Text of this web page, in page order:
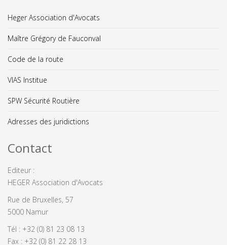
Heger Association d'Avocats
Maître Grégory de Fauconval
Code de la route
VIAS Institue
SPW Sécurité Routière
Adresses des juridictions
Contact
Editeur :
HEGER Association d'Avocats
Rue de Bruxelles, 57
5000 Namur
Tél : +32 (0) 81 23 08 13
Fax : +32 (0) 81 22 28 13